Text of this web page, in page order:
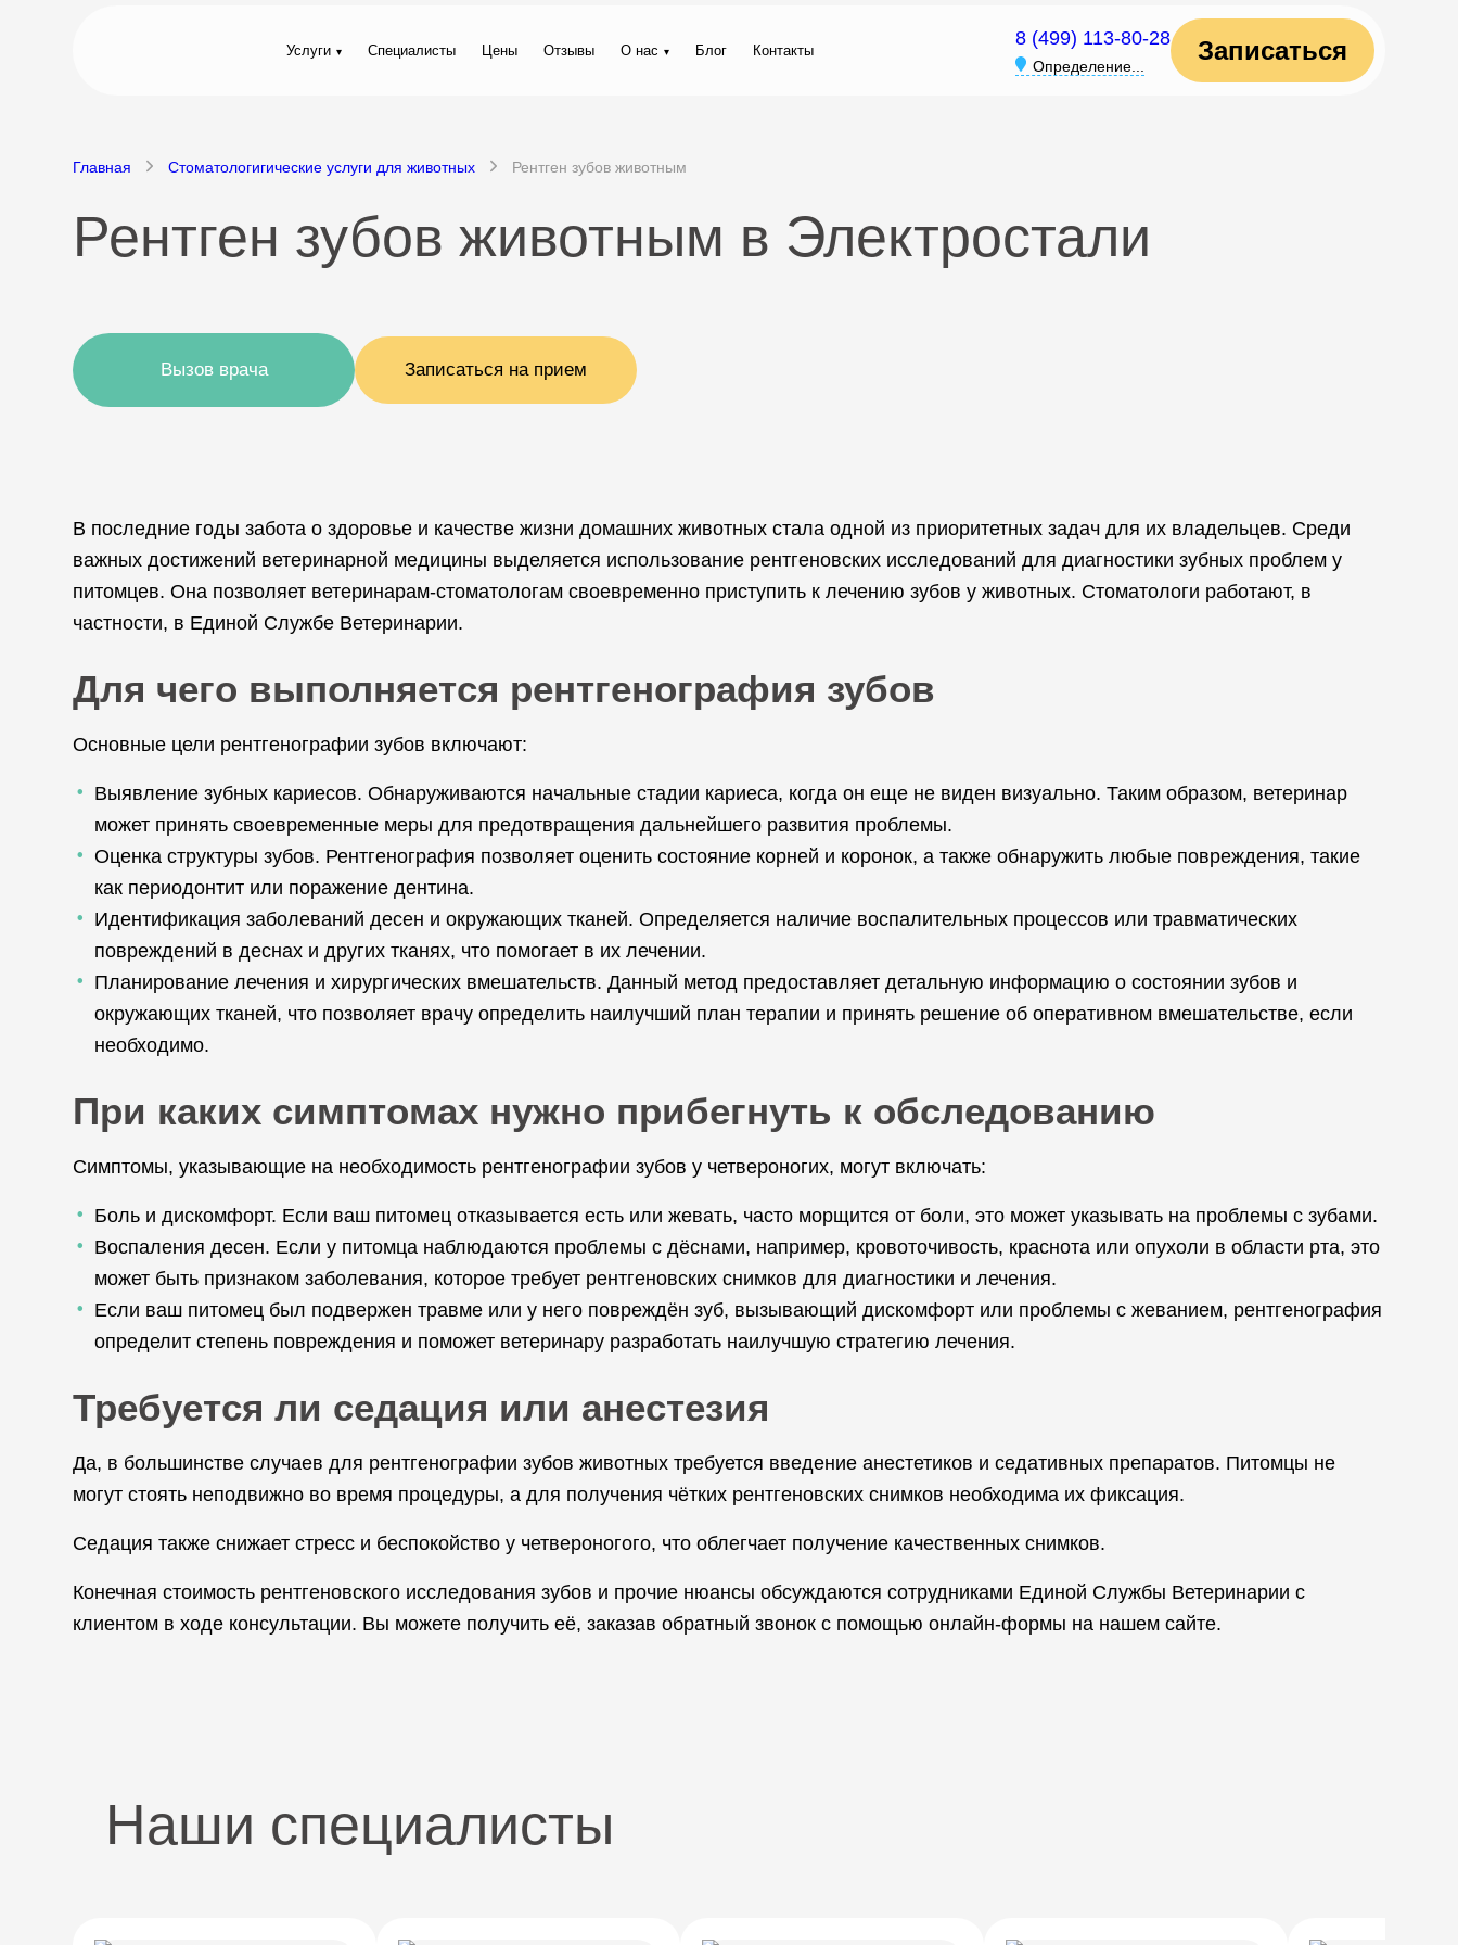
Услуги Специалисты Цены Отзывы О нас Блог Контакты
8 (499) 113-80-28
Определение...
Записаться
Главная Стоматологигические услуги для животных Рентген зубов животным
Рентген зубов животным в Электростали
Вызов врача Записаться на прием
В последние годы забота о здоровье и качестве жизни домашних животных стала одной из приоритетных задач для их владельцев. Среди
важных достижений ветеринарной медицины выделяется использование рентгеновских исследований для диагностики зубных проблем у
питомцев. Она позволяет ветеринарам-стоматологам своевременно приступить к лечению зубов у животных. Стоматологи работают, в
частности, в Единой Службе Ветеринарии.
Для чего выполняется рентгенография зубов
Основные цели рентгенографии зубов включают:
Выявление зубных кариесов. Обнаруживаются начальные стадии кариеса, когда он еще не виден визуально. Таким образом, ветеринар
может принять своевременные меры для предотвращения дальнейшего развития проблемы.
Оценка структуры зубов. Рентгенография позволяет оценить состояние корней и коронок, а также обнаружить любые повреждения, такие
как периодонтит или поражение дентина.
Идентификация заболеваний десен и окружающих тканей. Определяется наличие воспалительных процессов или травматических
повреждений в деснах и других тканях, что помогает в их лечении.
Планирование лечения и хирургических вмешательств. Данный метод предоставляет детальную информацию о состоянии зубов и
окружающих тканей, что позволяет врачу определить наилучший план терапии и принять решение об оперативном вмешательстве, если
необходимо.
При каких симптомах нужно прибегнуть к обследованию
Симптомы, указывающие на необходимость рентгенографии зубов у четвероногих, могут включать:
Боль и дискомфорт. Если ваш питомец отказывается есть или жевать, часто морщится от боли, это может указывать на проблемы с зубами.
Воспаления десен. Если у питомца наблюдаются проблемы с дёснами, например, кровоточивость, краснота или опухоли в области рта, это
может быть признаком заболевания, которое требует рентгеновских снимков для диагностики и лечения.
Если ваш питомец был подвержен травме или у него повреждён зуб, вызывающий дискомфорт или проблемы с жеванием, рентгенография
определит степень повреждения и поможет ветеринару разработать наилучшую стратегию лечения.
Требуется ли седация или анестезия
Да, в большинстве случаев для рентгенографии зубов животных требуется введение анестетиков и седативных препаратов. Питомцы не
могут стоять неподвижно во время процедуры, а для получения чётких рентгеновских снимков необходима их фиксация.
Седация также снижает стресс и беспокойство у четвероногого, что облегчает получение качественных снимков.
Конечная стоимость рентгеновского исследования зубов и прочие нюансы обсуждаются сотрудниками Единой Службы Ветеринарии с
клиентом в ходе консультации. Вы можете получить её, заказав обратный звонок с помощью онлайн-формы на нашем сайте.
Наши специалисты